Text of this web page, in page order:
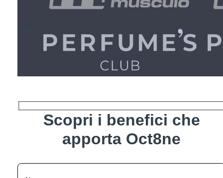
Scopri i benefici che
apporta Oct8ne